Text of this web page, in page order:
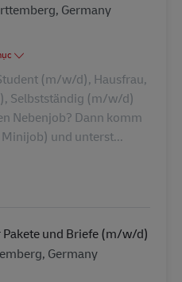
Germany
mục
(m/w/d), Hausfrau,
Selbstständig (m/w/d)
Nebenjob? Dann komm
und unterst...
und Briefe (m/w/d)
Germany